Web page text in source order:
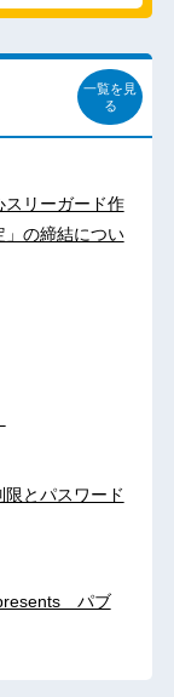
一覧を見
る
スリーガード作
」の締結につい
限とパスワード
パブ